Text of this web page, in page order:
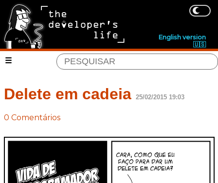
English version
🇺🇸
Delete em cadeia 25/02/2015 19:03
0 Comentários